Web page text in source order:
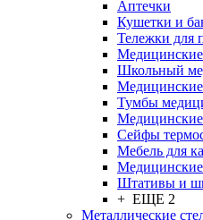
Аптечки
Кушетки и
Тележки для
Медицинские
Школьный
Тумбы
Сейфы
Мебель для
Штативы и
+ ЕЩЕ 2
Металлические